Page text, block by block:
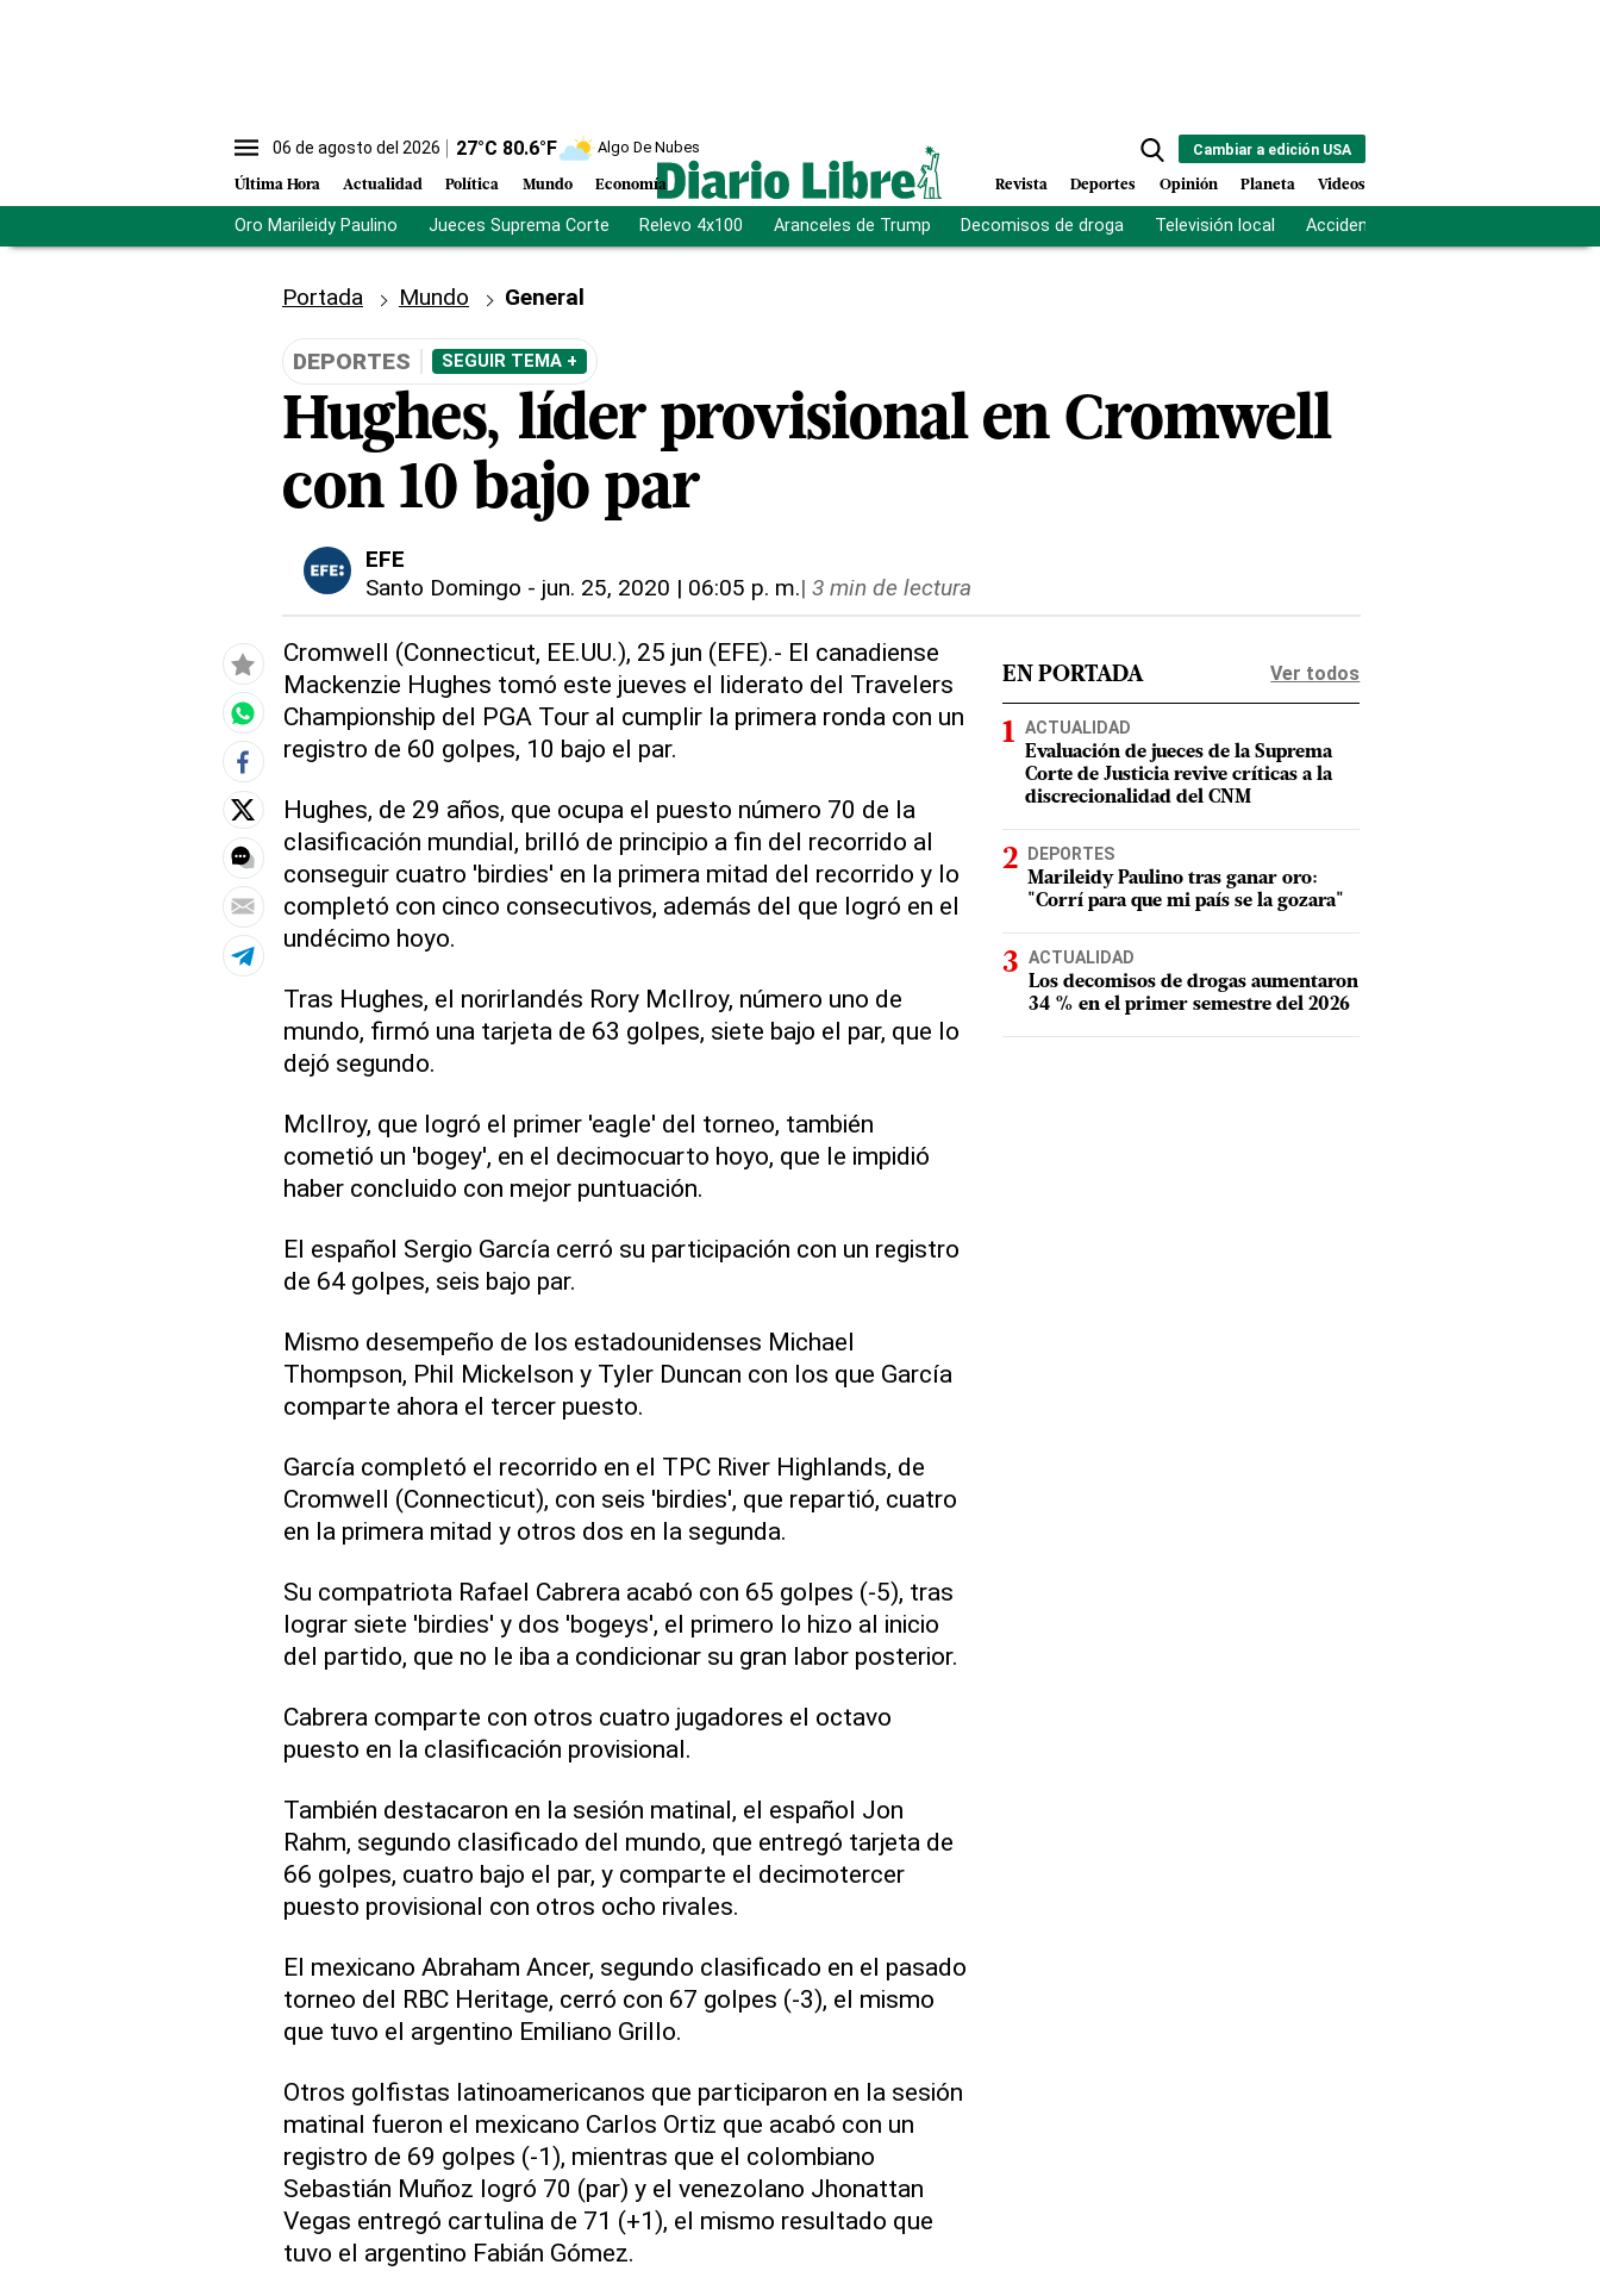
06 de agosto del 2026 27°C 80.6°F Algo De Nubes
Última Hora Actualidad Política Mundo Economía
Cambiar a edición USA
Revista Deportes Opinión Planeta Videos
Oro Marileidy Paulino Jueces Suprema Corte Relevo 4x100 Aranceles de Trump Decomisos de droga Televisión local Accidente Los Ríos
Portada Mundo General
DEPORTES SEGUIR TEMA +
Hughes, líder provisional en Cromwell
con 10 bajo par
EFE
Santo Domingo - jun. 25, 2020 | 06:05 p. m.| 3 min de lectura
Cromwell (Connecticut, EE.UU.), 25 jun (EFE).- El canadiense
Mackenzie Hughes tomó este jueves el liderato del Travelers
Championship del PGA Tour al cumplir la primera ronda con un
registro de 60 golpes, 10 bajo el par.
Hughes, de 29 años, que ocupa el puesto número 70 de la
clasificación mundial, brilló de principio a fin del recorrido al
conseguir cuatro 'birdies' en la primera mitad del recorrido y lo
completó con cinco consecutivos, además del que logró en el
undécimo hoyo.
Tras Hughes, el norirlandés Rory McIlroy, número uno de
mundo, firmó una tarjeta de 63 golpes, siete bajo el par, que lo
dejó segundo.
McIlroy, que logró el primer 'eagle' del torneo, también
cometió un 'bogey', en el decimocuarto hoyo, que le impidió
haber concluido con mejor puntuación.
El español Sergio García cerró su participación con un registro
de 64 golpes, seis bajo par.
Mismo desempeño de los estadounidenses Michael
Thompson, Phil Mickelson y Tyler Duncan con los que García
comparte ahora el tercer puesto.
García completó el recorrido en el TPC River Highlands, de
Cromwell (Connecticut), con seis 'birdies', que repartió, cuatro
en la primera mitad y otros dos en la segunda.
Su compatriota Rafael Cabrera acabó con 65 golpes (-5), tras
lograr siete 'birdies' y dos 'bogeys', el primero lo hizo al inicio
del partido, que no le iba a condicionar su gran labor posterior.
Cabrera comparte con otros cuatro jugadores el octavo
puesto en la clasificación provisional.
También destacaron en la sesión matinal, el español Jon
Rahm, segundo clasificado del mundo, que entregó tarjeta de
66 golpes, cuatro bajo el par, y comparte el decimotercer
puesto provisional con otros ocho rivales.
El mexicano Abraham Ancer, segundo clasificado en el pasado
torneo del RBC Heritage, cerró con 67 golpes (-3), el mismo
que tuvo el argentino Emiliano Grillo.
Otros golfistas latinoamericanos que participaron en la sesión
matinal fueron el mexicano Carlos Ortiz que acabó con un
registro de 69 golpes (-1), mientras que el colombiano
Sebastián Muñoz logró 70 (par) y el venezolano Jhonattan
Vegas entregó cartulina de 71 (+1), el mismo resultado que
tuvo el argentino Fabián Gómez.
EN PORTADA Ver todos
ACTUALIDAD
Evaluación de jueces de la Suprema
Corte de Justicia revive críticas a la
discrecionalidad del CNM
DEPORTES
Marileidy Paulino tras ganar oro:
"Corrí para que mi país se la gozara"
ACTUALIDAD
Los decomisos de drogas aumentaron
34 % en el primer semestre del 2026